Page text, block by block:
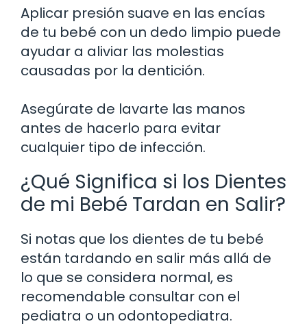
Aplicar presión suave en las encías
de tu bebé con un dedo limpio puede
ayudar a aliviar las molestias
causadas por la dentición.
Asegúrate de lavarte las manos
antes de hacerlo para evitar
cualquier tipo de infección.
¿Qué Significa si los Dientes
de mi Bebé Tardan en Salir?
Si notas que los dientes de tu bebé
están tardando en salir más allá de
lo que se considera normal, es
recomendable consultar con el
pediatra o un odontopediatra.